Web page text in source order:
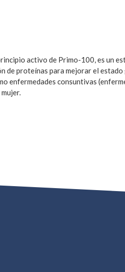
activo de Primo-100, es un
de proteínas para mejorar el
enfermedades consuntivas